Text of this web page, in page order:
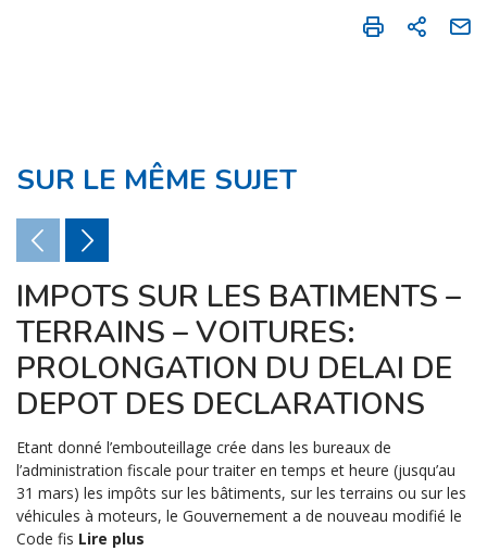
SUR LE MÊME SUJET
IMPOTS SUR LES BATIMENTS –
TERRAINS – VOITURES:
PROLONGATION DU DELAI DE
DEPOT DES DECLARATIONS
Etant donné l’embouteillage crée dans les bureaux de
l’administration fiscale pour traiter en temps et heure (jusqu’au
31 mars) les impôts sur les bâtiments, sur les terrains ou sur les
véhicules à moteurs, le Gouvernement a de nouveau modifié le
Code fis Lire plus